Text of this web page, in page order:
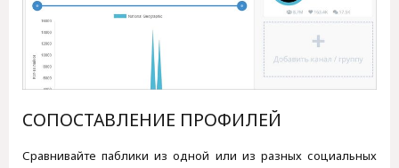
СОПОСТАВЛЕНИЕ ПРОФИЛЕЙ
Сравнивайте паблики из одной или из разных социальных